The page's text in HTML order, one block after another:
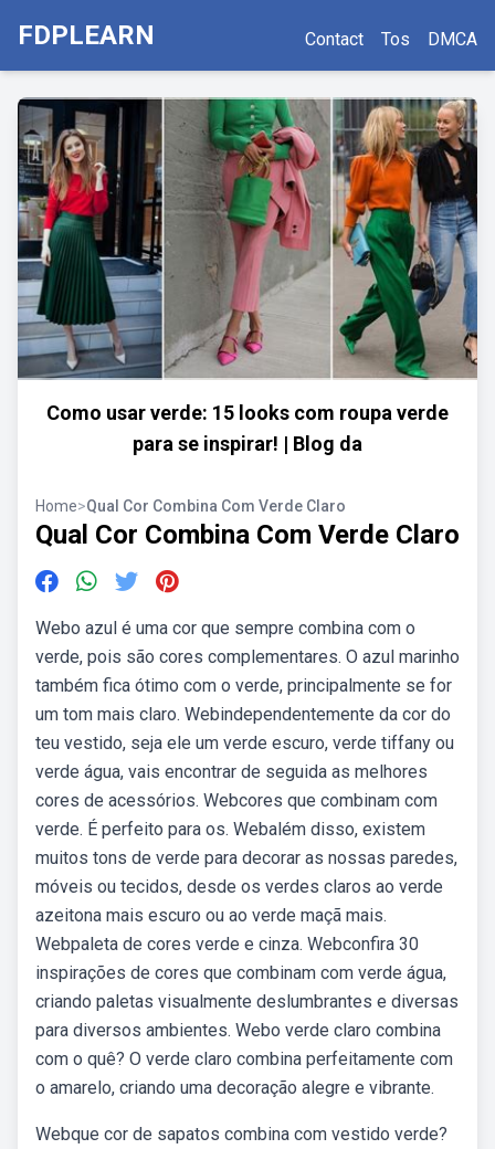
FDPLEARN Contact Tos DMCA
Como usar verde: 15 looks com roupa verde
para se inspirar! | Blog da
Home>Qual Cor Combina Com Verde Claro
Qual Cor Combina Com Verde Claro
Webo azul é uma cor que sempre combina com o
verde, pois são cores complementares. O azul marinho
também fica ótimo com o verde, principalmente se for
um tom mais claro. Webindependentemente da cor do
teu vestido, seja ele um verde escuro, verde tiffany ou
verde água, vais encontrar de seguida as melhores
cores de acessórios. Webcores que combinam com
verde. É perfeito para os. Webalém disso, existem
muitos tons de verde para decorar as nossas paredes,
móveis ou tecidos, desde os verdes claros ao verde
azeitona mais escuro ou ao verde maçã mais.
Webpaleta de cores verde e cinza. Webconfira 30
inspirações de cores que combinam com verde água,
criando paletas visualmente deslumbrantes e diversas
para diversos ambientes. Webo verde claro combina
com o quê? O verde claro combina perfeitamente com
o amarelo, criando uma decoração alegre e vibrante.
Webque cor de sapatos combina com vestido verde?